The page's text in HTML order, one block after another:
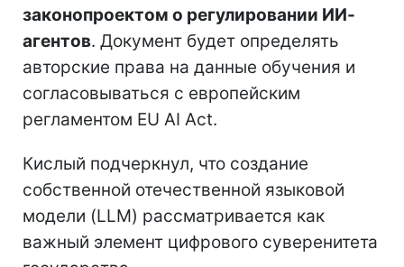
законопроектом о регулировании ИИ-
агентов. Документ будет определять
авторские права на данные обучения и
согласовываться с европейским
регламентом EU AI Act.
Кислый подчеркнул, что создание
собственной отечественной языковой
модели (LLM) рассматривается как
важный элемент цифрового суверенитета